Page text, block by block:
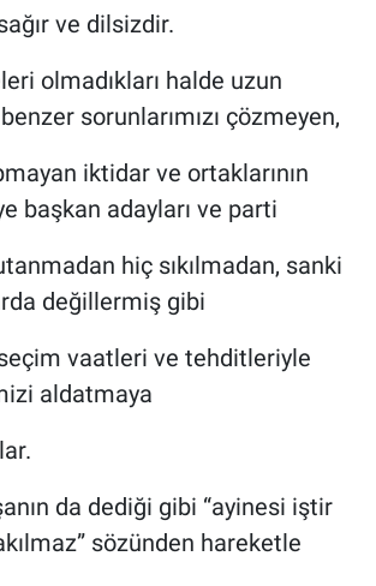
ve dilsizdir.
olmadıkları halde uzun
sorunlarımızı çözmeyen,
iktidar ve ortaklarının
başkan adayları ve parti
hiç sıkılmadan, sanki
değillermiş gibi
vaatleri ve tehditleriyle
aldatmaya
da dediği gibi “ayinesi iştir
sözünden hareketle